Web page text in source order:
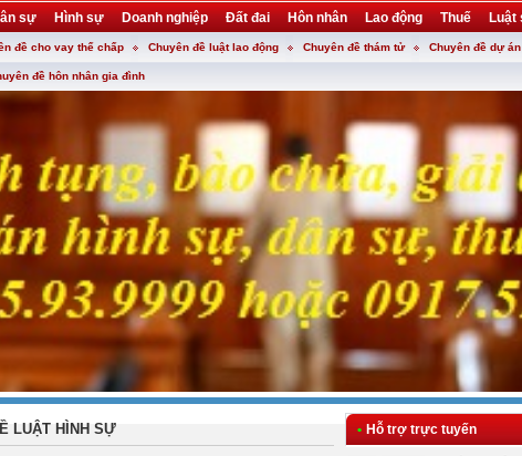
sự Hình sự Doanh nghiệp Đất đai Hôn nhân Lao động Thuế Luật
đề cho vay thế chấp Chuyên đề luật lao động Chuyên đề thám tử Chuyên đề dự
đề hôn nhân gia đình
LUẬT HÌNH SỰ
• Hỗ trợ trực tuyến